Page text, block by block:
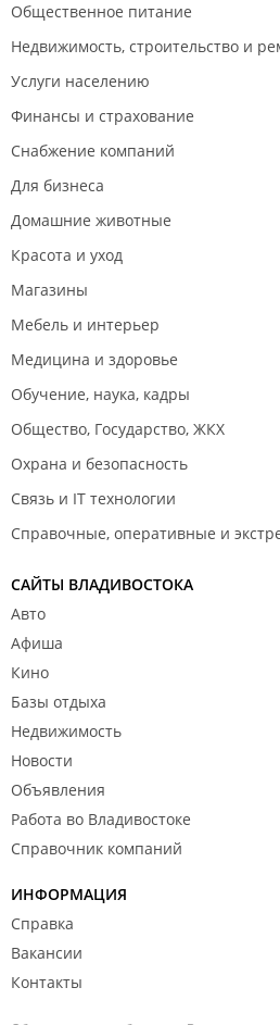
Общественное питание
Недвижимость, строительство и
Услуги населению
Финансы и страхование
Снабжение компаний
Для бизнеса
Домашние животные
Красота и уход
Магазины
Мебель и интерьер
Медицина и здоровье
Обучение, наука, кадры
Общество, Государство, ЖКХ
Охрана и безопасность
Связь и IT технологии
Справочные, оперативные и
САЙТЫ ВЛАДИВОСТОКА
Авто
Афиша
Кино
Базы отдыха
Недвижимость
Новости
Объявления
Работа во Владивостоке
Справочник компаний
ИНФОРМАЦИЯ
Справка
Вакансии
Контакты